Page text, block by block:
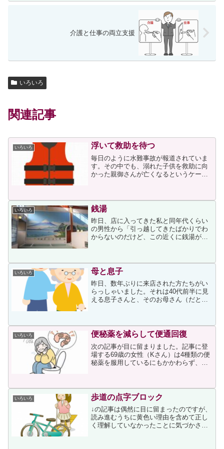
介護と仕事の両立支援
いろいろ
関連記事
いろいろ 浮いて救助を待つ
毎日のように水難事故が報道されていま
す。その中でも、溺れた子供を救助に向
かった親御さんが亡くなるというケース
いる人を見つけた際、「助...
いろいろ 銭湯
昨日、店に入ってきた私と同年代くらい
の男性から「引っ越してきたばかりでわ
からないのだけど、この近くに銭湯があ
「以前あった銭湯も閉めてしまって駅周
辺では他に無いですし、す...
いろいろ 母と息子
昨日、数年ぶりに来店された方たちがい
らっしゃいました。それは40代前半に見
える息子さんと、そのお母さん（だと思
しなかったので、お母さんのお具合でも
悪いのかと思っていまし...
いろいろ 便秘薬を減らして便通回復
次の記事が目に留まりました。記事に登
場する69歳の女性（Kさん）は4種類の便
秘薬を服用しているにもかかわらず、排
クリニックの医師は、処方された便秘薬
を確認して次のように...
いろいろ 歩道の点字ブロック
↓の記事は偶然に目に留まったのですが、
読み進むうちに黄色い理由を含めて正し
く理解していなかったことに気づかされ